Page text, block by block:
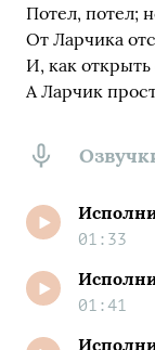
Потел, потел;
От Ларчика
И, как открыть
А Ларчик
01:33
01:41